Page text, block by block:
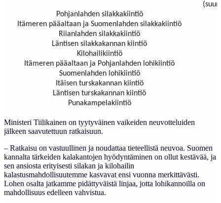
Pohjanlahden silakkakiintiö
Itämeren pääaltaan ja Suomenlahden silakkakiintiö
Riianlahden silakkakiintiö
Läntisen silakkakannan kiintiö
Kilohailikiintiö
Itämeren pääaltaan ja Pohjanlahden lohikiintiö
Suomenlahden lohikiintiö
Itäisen turskakannan kiintiö
Läntisen turskakannan kiintiö
Punakampelakiintiö
Ministeri Tiilikainen on tyytyväinen vaikeiden neuvotteluiden
jälkeen saavutettuun ratkaisuun.
– Ratkaisu on vastuullinen ja noudattaa tieteellistä neuvoa. Suomen
kannalta tärkeiden kalakantojen hyödyntäminen on ollut kestävää, ja
sen ansiosta erityisesti silakan ja kilohailin
kalastusmahdollisuutemme kasvavat ensi vuonna merkittävästi.
Lohen osalta jatkamme pidättyväistä linjaa, jotta lohikannoilla on
mahdollisuus edelleen vahvistua.